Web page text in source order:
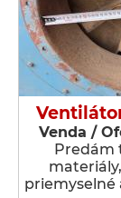
Venda /
Predám
priemyselné